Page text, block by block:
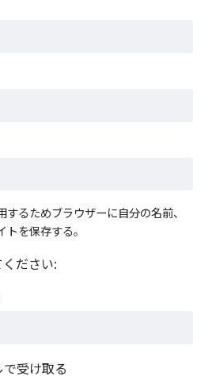
るためブラウザーに自分の名前、
を保存する。
ださい:
受け取る